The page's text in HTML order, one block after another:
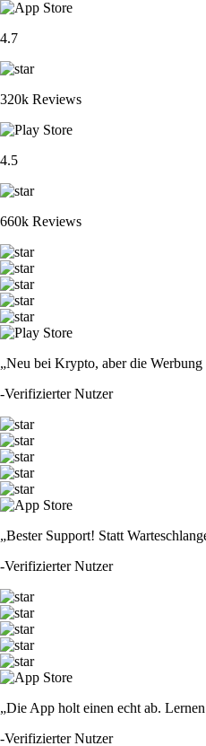
4.7
320k Reviews
4.5
660k Reviews
„Neu bei Krypto, aber die
-Verifizierter Nutzer
„Bester Support! Statt
-Verifizierter Nutzer
„Die App holt einen echt ab.
-Verifizierter Nutzer